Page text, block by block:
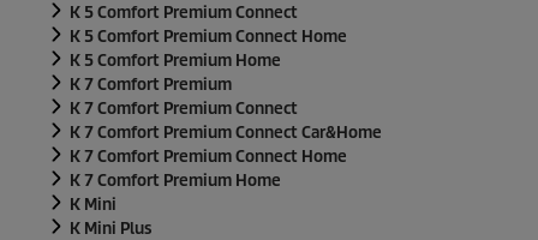
K 5 Comfort Premium Connect
K 5 Comfort Premium Connect Home
K 5 Comfort Premium Home
K 7 Comfort Premium
K 7 Comfort Premium Connect
K 7 Comfort Premium Connect Car&Home
K 7 Comfort Premium Connect Home
K 7 Comfort Premium Home
K Mini
K Mini Plus